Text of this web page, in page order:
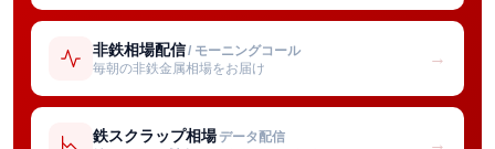
非鉄相場配信/ モーニングコール
毎朝の非鉄金属相場をお届け
→
鉄スクラップ相場 データ配信 →